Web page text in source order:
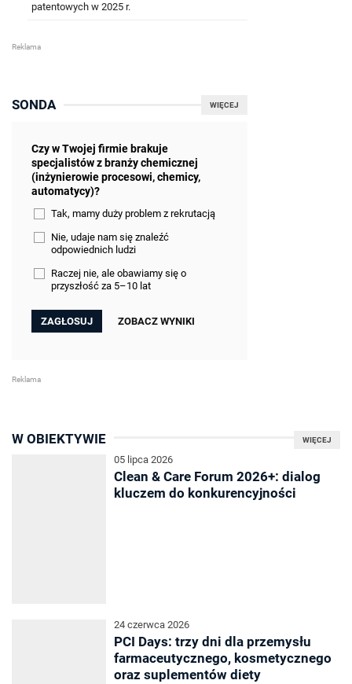
patentowych w 2025 r.
WIĘCEJ
SONDA
Czy w Twojej firmie brakuje
specjalistów z branży chemicznej
(inżynierowie procesowi, chemicy,
automatycy)?
Tak, mamy duży problem z rekrutacją
Nie, udaje nam się znaleźć
odpowiednich ludzi
Raczej nie, ale obawiamy się o
przyszłość za 5–10 lat
ZOBACZ WYNIKI
WIĘCEJ
W OBIEKTYWIE
05 lipca 2026
Clean & Care Forum 2026+: dialog
kluczem do konkurencyjności
24 czerwca 2026
PCI Days: trzy dni dla przemysłu
farmaceutycznego, kosmetycznego
oraz suplementów diety